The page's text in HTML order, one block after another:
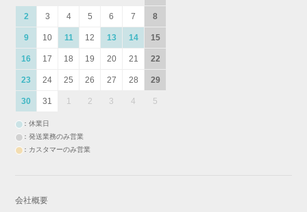
2 3 4 5 6 7 8
9 10 11 12 13 14 15
16 17 18 19 20 21 22
23 24 25 26 27 28 29
30 31 1 2 3 4 5
：休業日
：発送業務のみ営業
：カスタマーのみ営業
会社概要